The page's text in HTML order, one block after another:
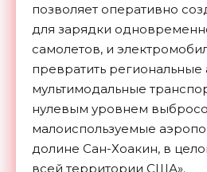
позволяет оперативно
для зарядки
самолетов, и
превратить
мультимодальные
нулевым уровнем
малоиспользуемые
долине Сан-Хоакин, в
всей территории США».